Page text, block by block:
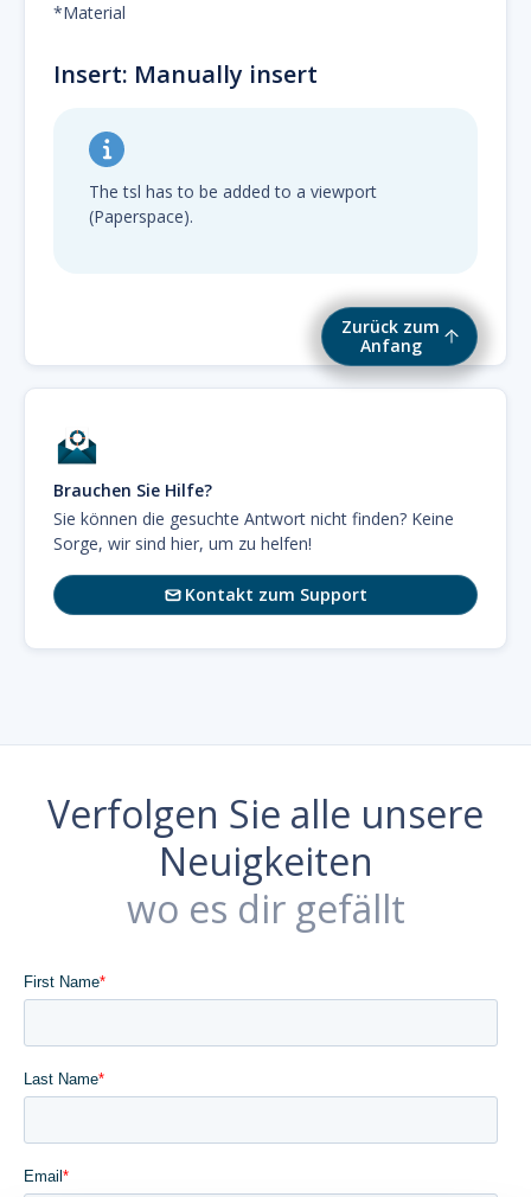
Zurück zum
Anfang
*Material
Insert: Manually insert
The tsl has to be added to a viewport
(Paperspace).
Brauchen Sie Hilfe?
Sie können die gesuchte Antwort nicht finden? Keine
Sorge, wir sind hier, um zu helfen!
Kontakt zum Support
Verfolgen Sie alle unsere
Neuigkeiten
wo es dir gefällt